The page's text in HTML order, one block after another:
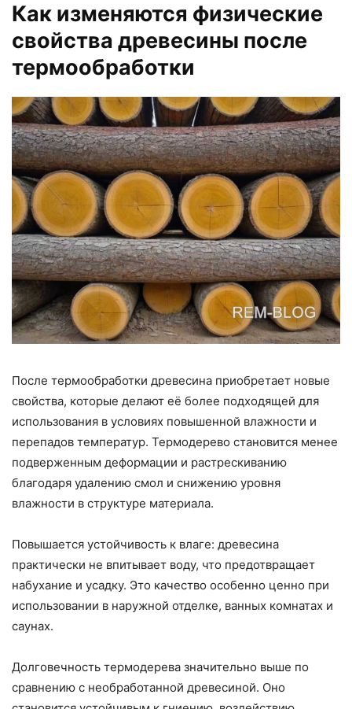
Как изменяются физические
свойства древесины после
термообработки
После термообработки древесина приобретает новые
свойства, которые делают её более подходящей для
использования в условиях повышенной влажности и
перепадов температур. Термодерево становится менее
подверженным деформации и растрескиванию
благодаря удалению смол и снижению уровня
влажности в структуре материала.
Повышается устойчивость к влаге: древесина
практически не впитывает воду, что предотвращает
набухание и усадку. Это качество особенно ценно при
использовании в наружной отделке, ванных комнатах и
саунах.
Долговечность термодерева значительно выше по
сравнению с необработанной древесиной. Оно